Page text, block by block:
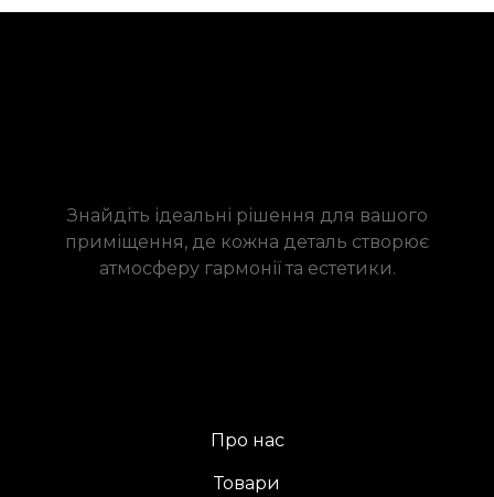
Знайдіть ідеальні рішення для вашого
приміщення, де кожна деталь створює
атмосферу гармонії та естетики.
Про нас
Товари